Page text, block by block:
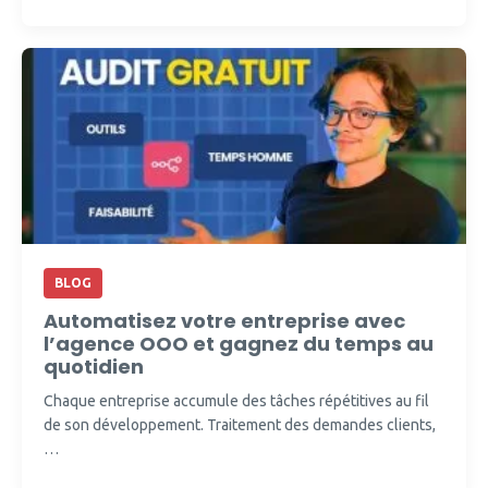
BLOG
Automatisez votre entreprise avec
l’agence OOO et gagnez du temps au
quotidien
Chaque entreprise accumule des tâches répétitives au fil
de son développement. Traitement des demandes clients,
…